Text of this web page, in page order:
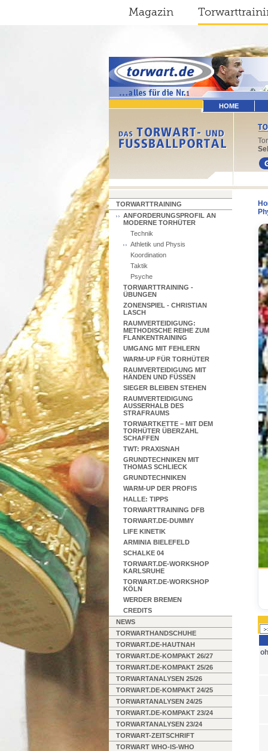
Magazin
HOME
TORWARTTRAINING
ANFORDERUNGSPROFIL AN
MODERNE TORHÜTER
Technik
Athletik und Physis
Koordination
Taktik
Psyche
TORWARTTRAINING -
ÜBUNGEN
ZONENSPIEL - CHRISTIAN
LASCH
RAUMVERTEIDIGUNG:
METHODISCHE REIHE ZUM
FLANKENTRAINING
UMGANG MIT FEHLERN
WARM-UP FÜR TORHÜTER
RAUMVERTEIDIGUNG MIT
HÄNDEN UND FÜSSEN
SIEGER BLEIBEN STEHEN
RAUMVERTEIDIGUNG
AUSSERHALB DES S
TRAFRAUMS
TORWARTKETTE – MIT DEM
TORHÜTER ÜBERZAHL
SCHAFFEN
TWT: PRAXISNAH
GRUNDTECHNIKEN MIT
THOMAS SCHLIECK
GRUNDTECHNIKEN
WARM-UP DER PROFIS
HALLE: TIPPS
TORWARTTRAINING DFB
TORWART.DE-DUMMY
LIFE KINETIK
ARMINIA BIELEFELD
SCHALKE 04
TORWART.DE-WORKSHOP
KARLSRUHE
TORWART.DE-WORKSHOP
KÖLN
WERDER BREMEN
CREDITS
NEWS
TORWARTHANDSCHUHE
TORWART.DE-HAUTNAH
TORWART.DE-KOMPAKT 26/27
TORWART.DE-KOMPAKT 25/26
TORWARTANALYSEN 25/26
TORWART.DE-KOMPAKT 24/25
TORWARTANALYSEN 24/25
TORWART.DE-KOMPAKT 23/24
TORWARTANALYSEN 23/24
TORWART-ZEITSCHRIFT
TORWART WHO-IS-WHO